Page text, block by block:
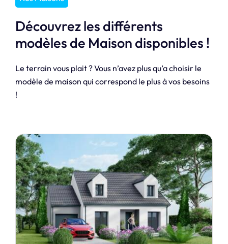
Découvrez les différents
modèles de Maison disponibles !
Le terrain vous plait ? Vous n’avez plus qu’a choisir le
modèle de maison qui correspond le plus à vos besoins
!